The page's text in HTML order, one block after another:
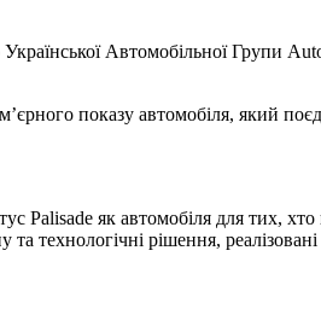
Автомобільної Групи
показу автомобіля, який
Palisade як автомобіля для тих,
технологічні рішення,